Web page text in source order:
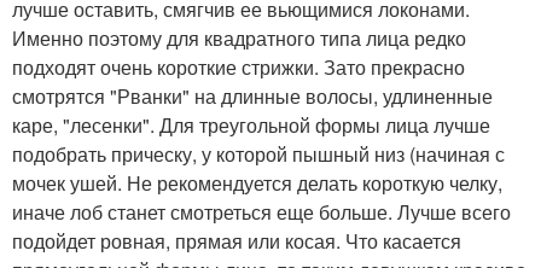
лучше оставить, смягчив ее вьющимися локонами.
Именно поэтому для квадратного типа лица редко
подходят очень короткие стрижки. Зато прекрасно
смотрятся "Рванки" на длинные волосы, удлиненные
каре, "лесенки". Для треугольной формы лица лучше
подобрать прическу, у которой пышный низ (начиная с
мочек ушей. Не рекомендуется делать короткую челку,
иначе лоб станет смотреться еще больше. Лучше всего
подойдет ровная, прямая или косая. Что касается